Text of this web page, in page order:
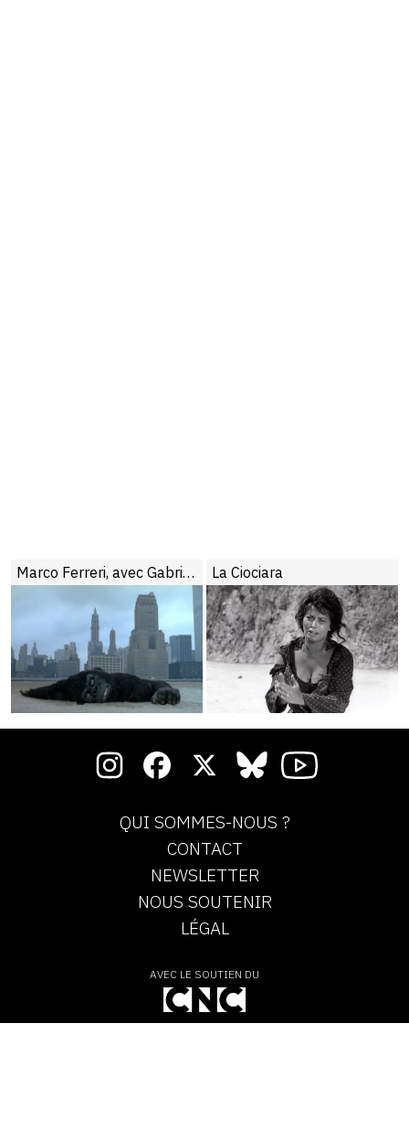
Marco Ferreri, avec Gabriela Trujillo La Ciociara
QUI SOMMES-NOUS ?
CONTACT
NEWSLETTER
NOUS SOUTENIR
LÉGAL
AVEC LE SOUTIEN DU